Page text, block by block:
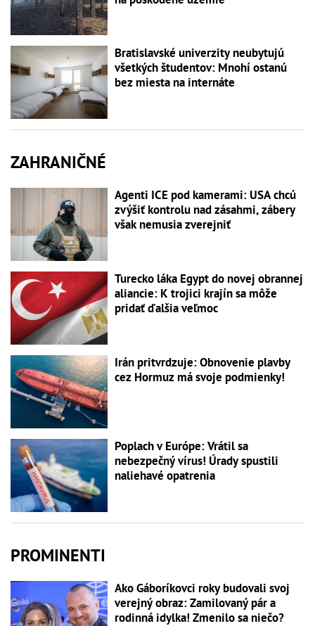
Bratislavské univerzity neubytujú
všetkých študentov: Mnohí ostanú
bez miesta na internáte
ZAHRANIČNÉ
Agenti ICE pod kamerami: USA chcú
zvýšiť kontrolu nad zásahmi, zábery
však nemusia zverejniť
Turecko láka Egypt do novej obrannej
aliancie: K trojici krajín sa môže
pridať ďalšia veľmoc
Irán pritvrdzuje: Obnovenie plavby
cez Hormuz má svoje podmienky!
Poplach v Európe: Vrátil sa
nebezpečný vírus! Úrady spustili
naliehavé opatrenia
PROMINENTI
Ako Gáboríkovci roky budovali svoj
verejný obraz: Zamilovaný pár a
rodinná idylka! Zmenilo sa niečo?